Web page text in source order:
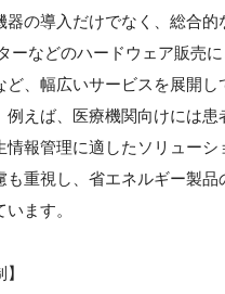
の導入だけでなく、総合
ーなどのハードウェア販売
、幅広いサービスを展開
えば、医療機関向けには
報管理に適したソリュー
重視し、省エネルギー製
ます。